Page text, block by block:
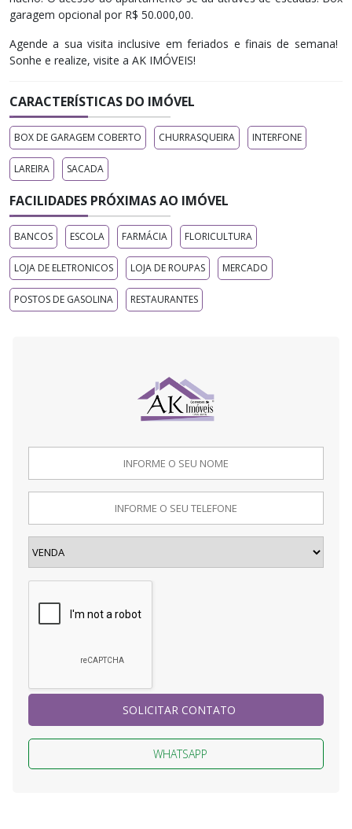
garagem opcional por R$ 50.000,00.
Agende a sua visita inclusive em feriados e finais de semana! ​
Sonhe e realize, visite a AK IMÓVEIS!
CARACTERÍSTICAS DO IMÓVEL
BOX DE GARAGEM COBERTO CHURRASQUEIRA INTERFONE
LAREIRA SACADA
FACILIDADES PRÓXIMAS AO IMÓVEL
BANCOS ESCOLA FARMÁCIA FLORICULTURA
LOJA DE ELETRONICOS LOJA DE ROUPAS MERCADO
POSTOS DE GASOLINA RESTAURANTES
SOLICITAR CONTATO
WHATSAPP